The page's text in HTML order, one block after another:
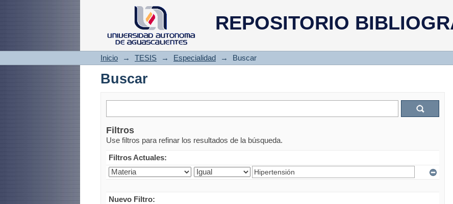
REPOSITORIO
Buscar
Inicio → TESIS → Especialidad → Buscar
Buscar
Filtros
Use filtros para refinar los resultados de la búsqueda.
Filtros Actuales:
Nuevo Filtro: